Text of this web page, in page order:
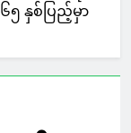
၅ နှစ်ပြည့်မှာ